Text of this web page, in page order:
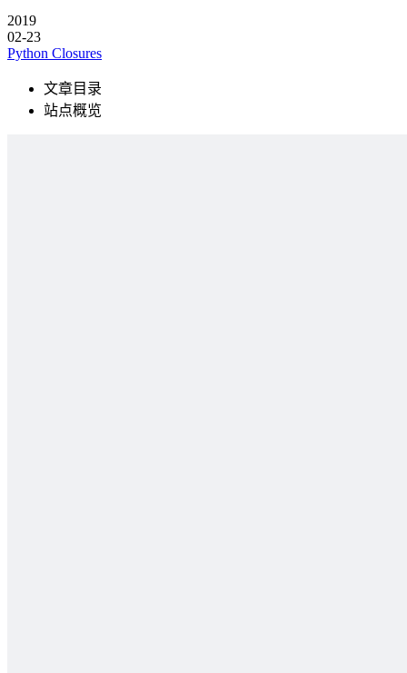
2019
02-23
Python Closures
文章目录
站点概览